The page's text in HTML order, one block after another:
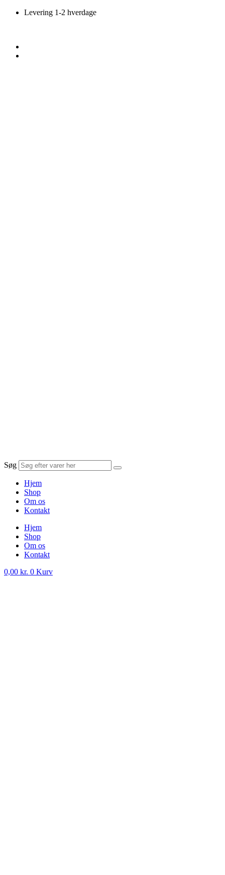
VidereLevering 1-2 hverdage
Søg
Hjem
Shop
Om os
Kontakt
Hjem
Shop
Om os
Kontakt
0,00 kr. 0 Kurv